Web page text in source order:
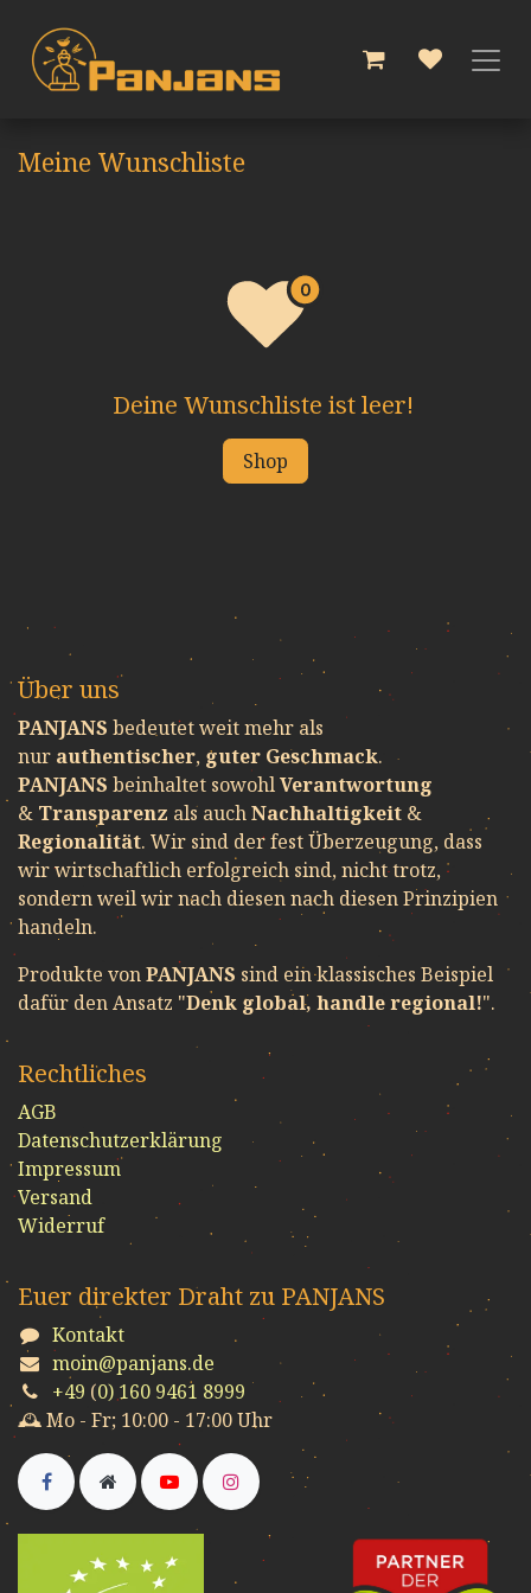
Meine Wunschliste
Deine Wunschliste ist leer!
Shop
Rechtliches
AGB
Datenschutzerklärung
Impressum
Versand
Widerruf
Über uns
PANJANS bedeutet weit mehr als
nur authentischer, guter Geschmack.
PANJANS beinhaltet sowohlVerantwortung
& Transparenz als auchNachhaltigkeit &
Regionalität. Wir sind der fest Überzeugung, dass
wir wirtschaftlich erfolgreich sind, nicht trotz,
sondern weil wir nach diesen nach diesen Prinzipien
handeln.
Produkte vonPANJANS sind ein klassisches Beispiel
dafür den Ansatz "Denk global, handle regional!".
Euer direkter Draht zu PANJANS
Kontakt
moin@panjans.de
+49 (0) 160 9461 8999
🕰️ Mo - Fr; 10:00 - 17:00 Uhr